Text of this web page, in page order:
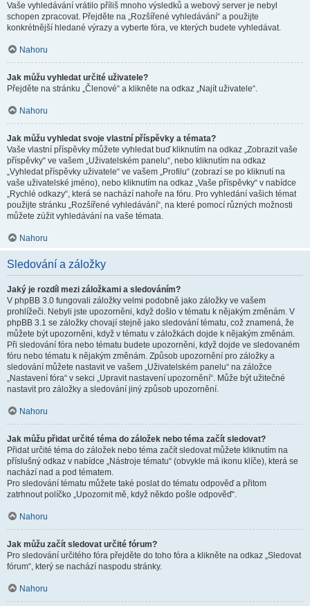
Vaše vyhledávání vrátilo příliš mnoho výsledků a webový server je nebyl
schopen zpracovat. Přejděte na „Rozšířené vyhledávání“ a použijte
konkrétnější hledané výrazy a vyberte fóra, ve kterých budete vyhledávat.
Nahoru
Jak můžu vyhledat určité uživatele?
Přejděte na stránku „Členové“ a klikněte na odkaz „Najít uživatele“.
Nahoru
Jak můžu vyhledat svoje vlastní příspěvky a témata?
Vaše vlastní příspěvky můžete vyhledat buď kliknutím na odkaz „Zobrazit vaše
příspěvky“ ve vašem „Uživatelském panelu“, nebo kliknutím na odkaz
„Vyhledat příspěvky uživatele“ ve vašem „Profilu“ (zobrazí se po kliknutí na
vaše uživatelské jméno), nebo kliknutím na odkaz „Vaše příspěvky“ v nabídce
„Rychlé odkazy“, která se nachází nahoře na fóru. Pro vyhledání vašich témat
použijte stránku „Rozšířené vyhledávání“, na které pomocí různých možnosti
můžete zúžit vyhledávání na vaše témata.
Nahoru
Sledování a záložky
Jaký je rozdíl mezi záložkami a sledováním?
V phpBB 3.0 fungovali záložky velmi podobně jako záložky ve vašem
prohlížeči. Nebyli jste upozorněni, když došlo v tématu k nějakým změnám. V
phpBB 3.1 se záložky chovají stejně jako sledování tématu, což znamená, že
můžete být upozorněni, když v tématu v záložkách dojde k nějakým změnám.
Při sledování fóra nebo tématu budete upozorněni, když dojde ve sledovaném
fóru nebo tématu k nějakým změnám. Způsob upozornění pro záložky a
sledování můžete nastavit ve vašem „Uživatelském panelu“ na záložce
„Nastavení fóra“ v sekci „Upravit nastavení upozornění“. Může být užitečné
nastavit pro záložky a sledování jiný způsob upozornění.
Nahoru
Jak můžu přidat určité téma do záložek nebo téma začít sledovat?
Přidat určité téma do záložek nebo téma začít sledovat můžete kliknutím na
příslušný odkaz v nabídce „Nástroje tématu“ (obvykle má ikonu klíče), která se
nachází nad a pod tématem.
Pro sledování tématu můžete také poslat do tématu odpověď a přitom
zatrhnout políčko „Upozornit mě, když někdo pošle odpověď“.
Nahoru
Jak můžu začít sledovat určité fórum?
Pro sledování určitého fóra přejděte do toho fóra a klikněte na odkaz „Sledovat
fórum“, který se nachází naspodu stránky.
Nahoru